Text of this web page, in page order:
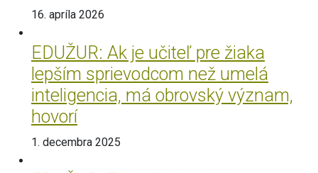
16. apríla 2026
EDUŽUR: Ak je učiteľ pre žiaka
lepším sprievodcom než umelá
inteligencia, má obrovský význam,
hovorí
1. decembra 2025